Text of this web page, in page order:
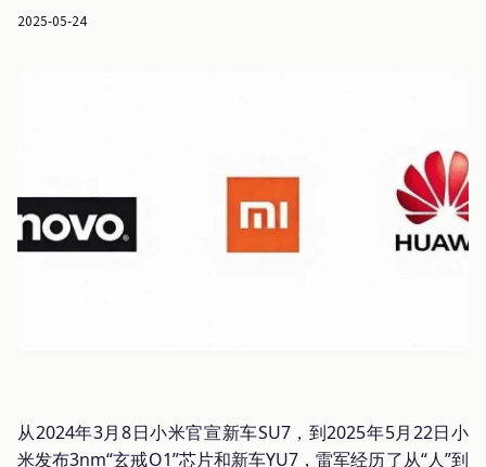
2025-05-24
从2024年3月8日小米官宣新车SU7，到2025年5月22日小
米发布3nm“玄戒O1”芯片和新车YU7，雷军经历了从“人”到